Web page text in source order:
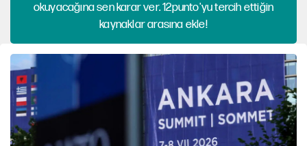
okuyacağına sen karar ver. 12punto'yu tercih ettiğin
kaynaklar arasına ekle!